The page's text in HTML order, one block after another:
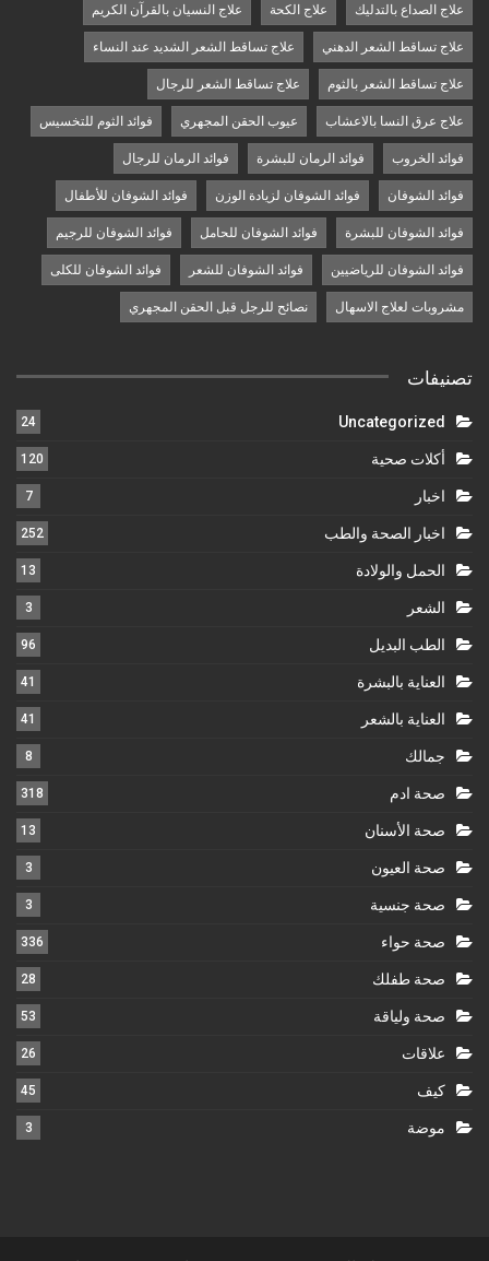
علاج الصداع بالتدليك علاج الكحة علاج النسيان بالقرآن الكريم
علاج تساقط الشعر الدهني علاج تساقط الشعر الشديد عند النساء
علاج تساقط الشعر بالثوم علاج تساقط الشعر للرجال
علاج عرق النسا بالاعشاب عيوب الحقن المجهري فوائد الثوم للتخسيس
فوائد الخروب فوائد الرمان للبشرة فوائد الرمان للرجال
فوائد الشوفان فوائد الشوفان لزيادة الوزن فوائد الشوفان للأطفال
فوائد الشوفان للبشرة فوائد الشوفان للحامل فوائد الشوفان للرجيم
فوائد الشوفان للرياضيين فوائد الشوفان للشعر فوائد الشوفان للكلى
مشروبات لعلاج الاسهال نصائح للرجل قبل الحقن المجهري
تصنيفات
Uncategorized
24
أكلات صحية 120
اخبار 7
اخبار الصحة والطب 252
الحمل والولادة 13
الشعر 3
الطب البديل 96
العناية بالبشرة 41
العناية بالشعر 41
جمالك 8
صحة ادم 318
صحة الأسنان 13
صحة العيون 3
صحة جنسية 3
صحة حواء 336
صحة طفلك 28
صحة ولياقة 53
علاقات 26
كيف 45
موضة 3